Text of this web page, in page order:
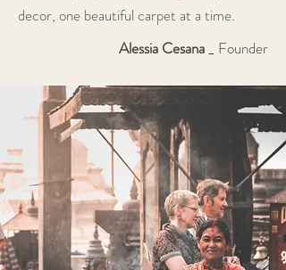
decor, one beautiful carpet at a time.
Alessia Cesana_ Founder